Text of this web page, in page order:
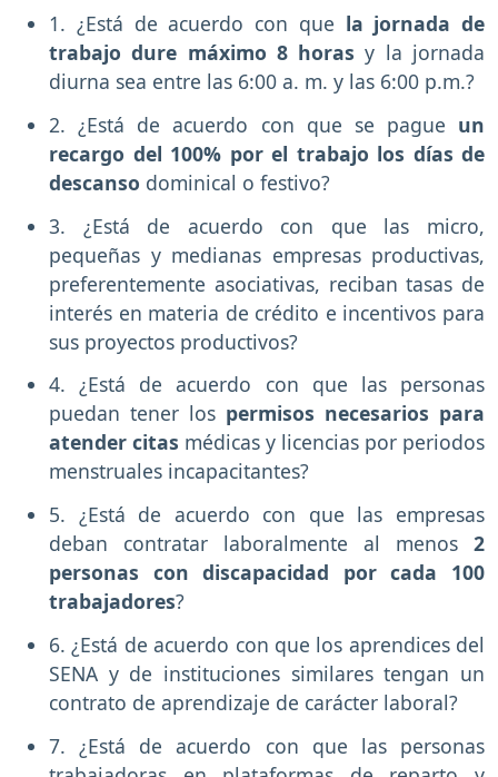
1. ¿Está de acuerdo con que la jornada de
trabajo dure máximo 8 horasy la jornada
diurna sea entre las 6:00 a. m. y las 6:00 p.m.?
2. ¿Está de acuerdo con que se pague un
recargo del 100% por el trabajo los días de
descanso dominical o festivo?
3. ¿Está de acuerdo con que las micro,
pequeñas y medianas empresas productivas,
preferentemente asociativas, reciban tasas de
interés en materia de crédito e incentivos para
sus proyectos productivos?
4. ¿Está de acuerdo con que las personas
puedan tener los permisos necesarios para
atender citas médicas y licencias por periodos
menstruales incapacitantes?
5. ¿Está de acuerdo con que las empresas
deban contratar laboralmente al menos 2
personas con discapacidad por cada 100
trabajadores?
6. ¿Está de acuerdo con que los aprendices del
SENA y de instituciones similares tengan un
contrato de aprendizaje de carácter laboral?
7. ¿Está de acuerdo con que las personas